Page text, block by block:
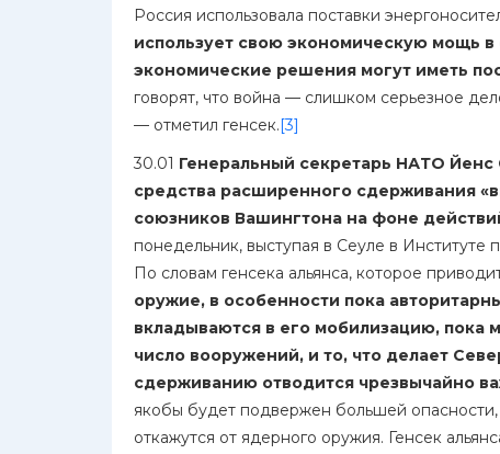
Россия использовала поставки
использует свою экономическую мощь
экономические решения могут иметь
говорят, что война — слишком серьезное
— отметил генсек.[3]
30.01 Генеральный секретарь НАТО Йенс
средства расширенного сдерживания
союзников Вашингтона на фоне
понедельник, выступая в Сеуле в
По словам генсека альянса, которое
оружие, в особенности пока
вкладываются в его мобилизацию, пока
число вооружений, и то, что делает
сдерживанию отводится чрезвычайно
якобы будет подвержен большей
откажутся от ядерного оружия. Генсек